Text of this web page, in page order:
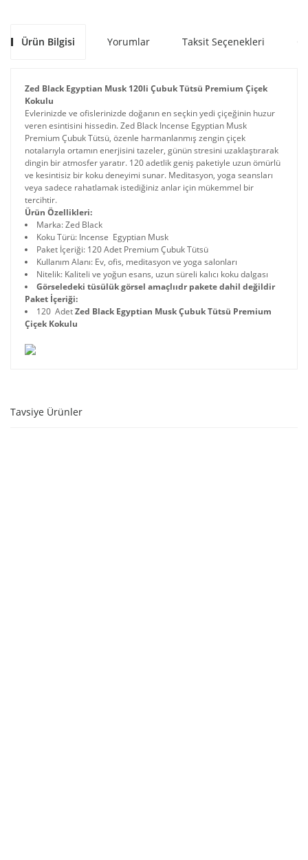
Ürün Bilgisi Yorumlar Taksit Seçenekleri
Zed Black Egyptian Musk 120li Çubuk Tütsü Premium Çiçek
Kokulu
Evlerinizde ve ofislerinizde doğanın en seçkin yedi çiçeğinin huzur
veren esintisini hissedin. Zed Black Incense Egyptian Musk
Premium Çubuk Tütsü, özenle harmanlanmış zengin çiçek
notalarıyla ortamın enerjisini tazeler, günün stresini uzaklaştırarak
dingin bir atmosfer yaratır. 120 adetlik geniş paketiyle uzun ömürlü
ve kesintisiz bir koku deneyimi sunar. Meditasyon, yoga seansları
veya sadece rahatlamak istediğiniz anlar için mükemmel bir
tercihtir.
Ürün Özellikleri:
Marka: Zed Black
Koku Türü: Incense Egyptian Musk
Paket İçeriği: 120 Adet Premium Çubuk Tütsü
Kullanım Alanı: Ev, ofis, meditasyon ve yoga salonları
Nitelik: Kaliteli ve yoğun esans, uzun süreli kalıcı koku dalgası
Görseledeki tüsülük görsel amaçlııdr pakete dahil değildir
Paket İçeriği:
120 AdetZed Black Egyptian Musk Çubuk Tütsü Premium
Çiçek Kokulu
Tavsiye Ürünler